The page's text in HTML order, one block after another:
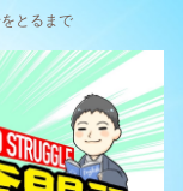
とるまで